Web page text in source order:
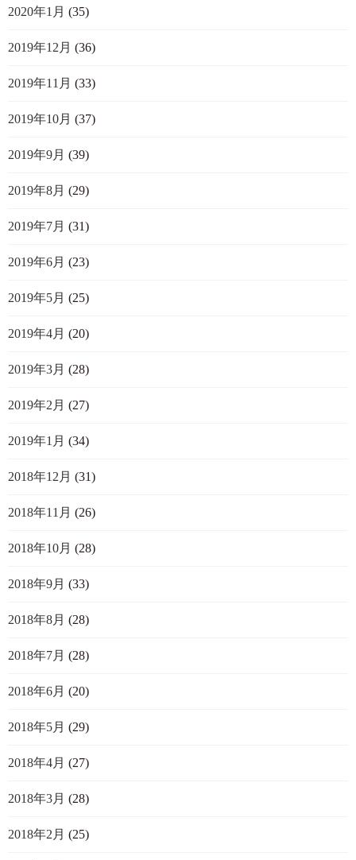
2020年1月 (35)
2019年12月 (36)
2019年11月 (33)
2019年10月 (37)
2019年9月 (39)
2019年8月 (29)
2019年7月 (31)
2019年6月 (23)
2019年5月 (25)
2019年4月 (20)
2019年3月 (28)
2019年2月 (27)
2019年1月 (34)
2018年12月 (31)
2018年11月 (26)
2018年10月 (28)
2018年9月 (33)
2018年8月 (28)
2018年7月 (28)
2018年6月 (20)
2018年5月 (29)
2018年4月 (27)
2018年3月 (28)
2018年2月 (25)